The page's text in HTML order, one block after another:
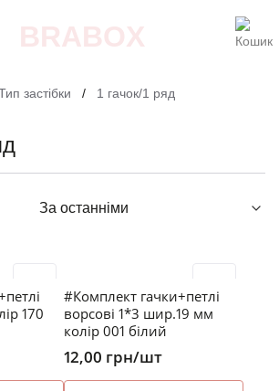
застібки / 1 гачок/1 ряд
170
#Комплект гачки+петлі
ворсові 1*3 шир.19 мм
колір 001 білий
12,00 грн/шт